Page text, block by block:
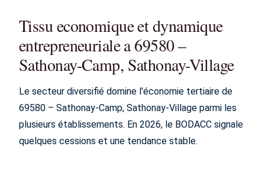
Tissu economique et dynamique
entrepreneuriale a 69580 –
Sathonay-Camp, Sathonay-Village
Le secteur diversifié domine l'économie tertiaire de
69580 – Sathonay-Camp, Sathonay-Village parmi les
plusieurs établissements. En 2026, le BODACC signale
quelques cessions et une tendance stable.